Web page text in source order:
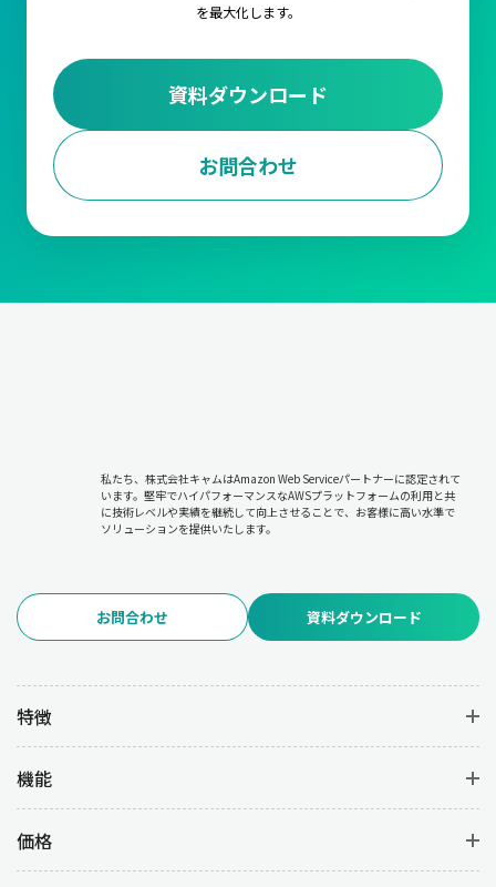
を最大化します。
資料ダウンロード
お問合わせ
私たち、株式会社キャムはAmazon Web Serviceパートナーに認定されて
います。堅牢でハイパフォーマンスなAWSプラットフォームの利用と共
に技術レベルや実績を継続して向上させることで、お客様に高い水準で
ソリューションを提供いたします。
お問合わせ 資料ダウンロード
特徴
機能
価格